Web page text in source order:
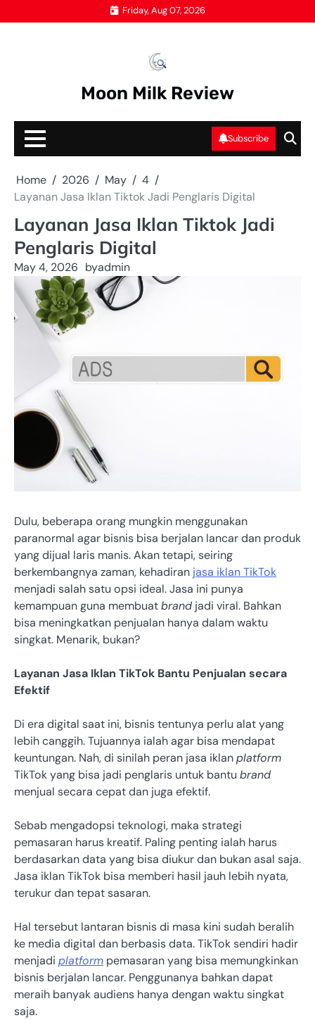
to
Friday, Aug 07, 2026
Moon Milk Review
Subscribe
Home 2026 May
4
Layanan Jasa Iklan Tiktok Jadi Penglaris Digital
Layanan Jasa Iklan Tiktok Jadi
Penglaris Digital
May 4, 2026 byadmin
Dulu, beberapa orang mungkin menggunakan
paranormal agar bisnis bisa berjalan lancar dan produk
yang dijual laris manis. Akan tetapi, seiring
berkembangnya zaman, kehadiran jasa iklan TikTok
menjadi salah satu opsi ideal. Jasa ini punya
kemampuan guna membuatbrand jadi viral. Bahkan
bisa meningkatkan penjualan hanya dalam waktu
singkat. Menarik, bukan?
Layanan Jasa Iklan TikTok Bantu Penjualan secara
Efektif
Di era digital saat ini, bisnis tentunya perlu alat yang
lebih canggih. Tujuannya ialah agar bisa mendapat
keuntungan. Nah, di sinilah peran jasa iklanplatform
TikTok yang bisa jadi penglaris untuk bantu brand
menjual secara cepat dan juga efektif.
Sebab mengadopsi teknologi, maka strategi
pemasaran harus kreatif. Paling penting ialah harus
berdasarkan data yang bisa diukur dan bukan asal saja.
Jasa iklan TikTok bisa memberi hasil jauh lebih nyata,
terukur dan tepat sasaran.
Hal tersebut lantaran bisnis di masa kini sudah beralih
ke media digital dan berbasis data. TikTok sendiri hadir
menjadi platform pemasaran yang bisa memungkinkan
bisnis berjalan lancar. Penggunanya bahkan dapat
meraih banyak audiens hanya dengan waktu singkat
saja.